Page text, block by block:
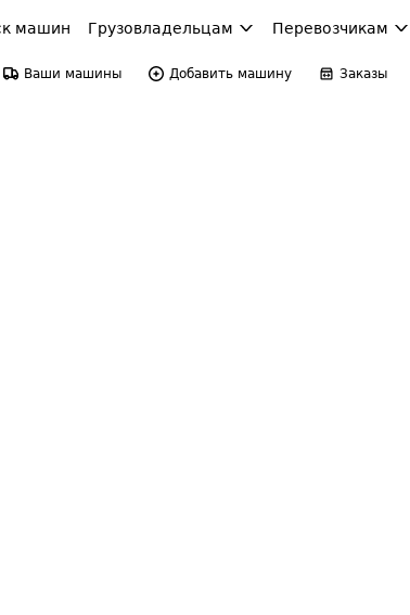
машин Грузовладельцам Перевозчикам
Ваши машины Добавить машину Заказы